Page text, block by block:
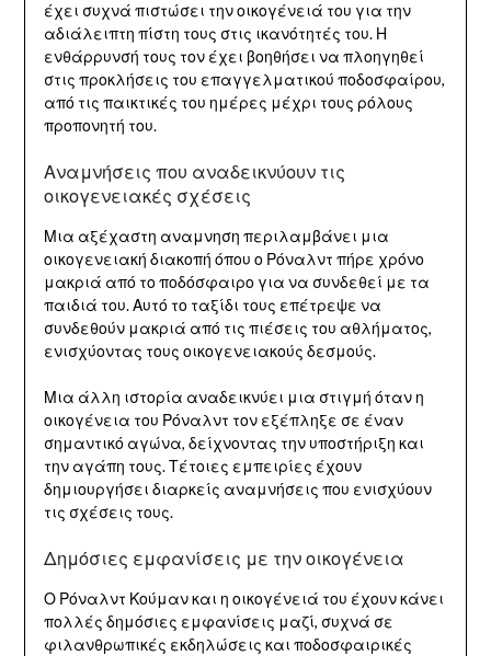
έχει συχνά πιστώσει την οικογένειά του για την
αδιάλειπτη πίστη τους στις ικανότητές του. Η
ενθάρρυνσή τους τον έχει βοηθήσει να πλοηγηθεί
στις προκλήσεις του επαγγελματικού ποδοσφαίρου,
από τις παικτικές του ημέρες μέχρι τους ρόλους
προπονητή του.
Αναμνήσεις που αναδεικνύουν τις
οικογενειακές σχέσεις
Μια αξέχαστη αναμνηση περιλαμβάνει μια
οικογενειακή διακοπή όπου ο Ρόναλντ πήρε χρόνο
μακριά από το ποδόσφαιρο για να συνδεθεί με τα
παιδιά του. Αυτό το ταξίδι τους επέτρεψε να
συνδεθούν μακριά από τις πιέσεις του αθλήματος,
ενισχύοντας τους οικογενειακούς δεσμούς.
Μια άλλη ιστορία αναδεικνύει μια στιγμή όταν η
οικογένεια του Ρόναλντ τον εξέπληξε σε έναν
σημαντικό αγώνα, δείχνοντας την υποστήριξη και
την αγάπη τους. Τέτοιες εμπειρίες έχουν
δημιουργήσει διαρκείς αναμνήσεις που ενισχύουν
τις σχέσεις τους.
Δημόσιες εμφανίσεις με την οικογένεια
Ο Ρόναλντ Κούμαν και η οικογένειά του έχουν κάνει
πολλές δημόσιες εμφανίσεις μαζί, συχνά σε
φιλανθρωπικές εκδηλώσεις και ποδοσφαιρικές